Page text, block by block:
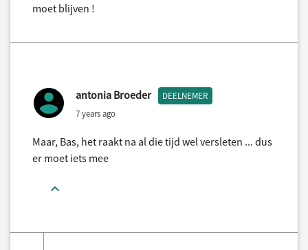
moet blijven !
antonia Broeder DEELNEMER
7 years ago
Maar, Bas, het raakt na al die tijd wel versleten ... dus
er moet iets mee